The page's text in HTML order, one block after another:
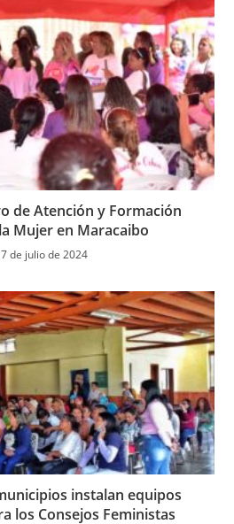
de Atención y Formación
Mujer en Maracaibo
de julio de 2024
instalan equipos
los Consejos Feministas